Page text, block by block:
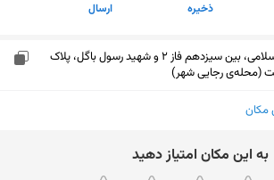
ذخیره ارسال
کرج، بلوار جمهوری اسلامی، بین سیزدهم فاز 2 و شهید رسول باگل، پلاک
مکان
ﺑﻪ اﯾﻦ ﻣﮑﺎن اﻣﺘﯿﺎز دﻫﯿﺪ